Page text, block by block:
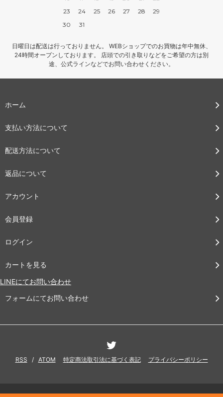
23
24 25 26 27 28
29
30
31
日曜日は配送は行っておりません。 WEBショップでのお買物は年中無休、
24時間オープンしております。 店頭での引き取りなどをご希望の方は別
途、公式ラインなどでお問い合わせください。
ホーム
支払い方法について
配送方法について
返品について
アカウント
会員登録
ログイン
カートを見る
LINEにてお問い合わせ
フォームにてお問い合わせ
RSS / ATOM 特定商法取引法に基づく表記 プライバシーポリシー